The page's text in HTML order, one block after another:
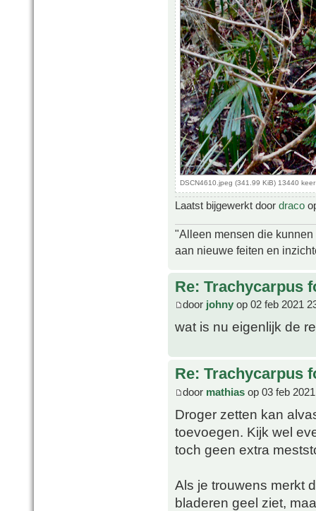
DSCN4610.jpeg (341.99 KiB) 13440
Laatst bijgewerkt door draco
"Alleen mensen die
aan nieuwe feiten en
Re: Trachycarpus
door johny op 02 feb 2021
wat is nu eigenlijk de
Re: Trachycarpus
door mathias op 03 feb
Droger zetten kan
toevoegen. Kijk wel
toch geen extra
Als je trouwens merkt
bladeren geel ziet,